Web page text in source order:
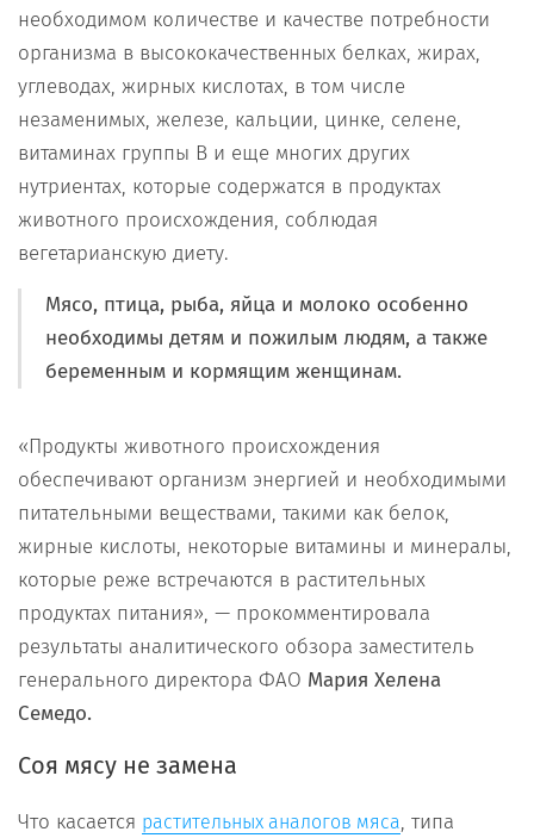
необходимом количестве и качестве потребности
организма в высококачественных белках, жирах,
углеводах, жирных кислотах, в том числе
незаменимых, железе, кальции, цинке, селене,
витаминах группы В и еще многих других
нутриентах, которые содержатся в продуктах
животного происхождения, соблюдая
вегетарианскую диету.
Мясо, птица, рыба, яйца и молоко особенно
необходимы детям и пожилым людям, а также
беременным и кормящим женщинам.
«Продукты животного происхождения
обеспечивают организм энергией и необходимыми
питательными веществами, такими как белок,
жирные кислоты, некоторые витамины и минералы,
которые реже встречаются в растительных
продуктах питания», — прокомментировала
результаты аналитического обзора заместитель
генерального директора ФАО Мария Хелена
Семедо.
Соя мясу не замена
Что касается растительных аналогов мяса, типа